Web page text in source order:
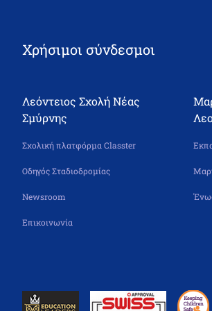
Χρήσιμοι σύνδεσμοι
Λεόντειος Σχολή Νέας
Σμύρνης
Σχολική πλατφόρμα Classter
Οδηγός Σταδιοδρομίας
Newsroom
Επικοινωνία